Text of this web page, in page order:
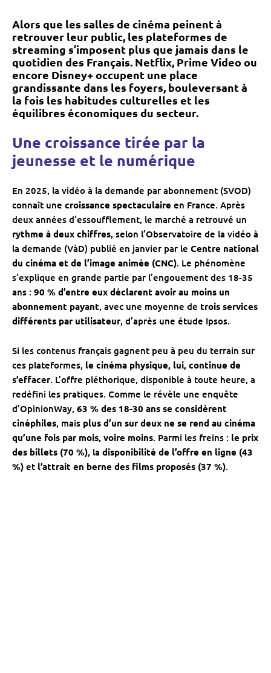
Alors que les salles de cinéma peinent à
retrouver leur public, les plateformes de
streaming s’imposent plus que jamais dans le
quotidien des Français. Netflix, Prime Video ou
encore Disney+ occupent une place
grandissante dans les foyers, bouleversant à
la fois les habitudes culturelles et les
équilibres économiques du secteur.
Une croissance tirée par la
jeunesse et le numérique
En 2025, la vidéo à la demande par abonnement (SVOD)
connaît une croissance spectaculaire en France. Après
deux années d’essoufflement, le marché a retrouvé un
rythme à deux chiffres, selon l’Observatoire de la vidéo à
la demande (VàD) publié en janvier par le Centre national
du cinéma et de l’image animée (CNC). Le phénomène
s’explique en grande partie par l’engouement des 18-35
ans : 90 % d’entre eux déclarent avoir au moins un
abonnement payant, avec une moyenne de trois services
différents par utilisateur, d’après une étude Ipsos.
Si les contenus français gagnent peu à peu du terrain sur
ces plateformes, le cinéma physique, lui, continue de
s’effacer. L’offre pléthorique, disponible à toute heure, a
redéfini les pratiques. Comme le révèle une enquête
d’OpinionWay, 63 % des 18-30 ans se considèrent
cinéphiles, mais plus d’un sur deux ne se rend au cinéma
qu’une fois par mois, voire moins. Parmi les freins : le prix
des billets (70 %), la disponibilité de l’offre en ligne (43
%) et l’attrait en berne des films proposés (37 %).